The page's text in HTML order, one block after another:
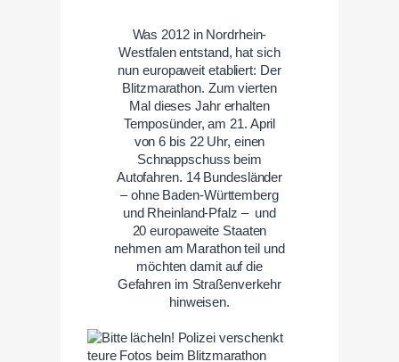
Was 2012 in Nordrhein-
Westfalen entstand, hat sich
nun europaweit etabliert: Der
Blitzmarathon. Zum vierten
Mal dieses Jahr erhalten
Temposünder, am 21. April
von 6 bis 22 Uhr, einen
Schnappschuss beim
Autofahren. 14 Bundesländer
– ohne Baden-Württemberg
und Rheinland-Pfalz – und
20 europaweite Staaten
nehmen am Marathon teil und
möchten damit auf die
Gefahren im Straßenverkehr
hinweisen.